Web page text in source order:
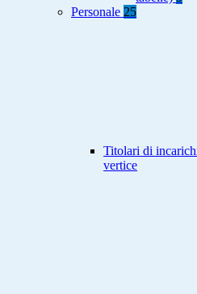
Personale 25
Titolari di
vertice